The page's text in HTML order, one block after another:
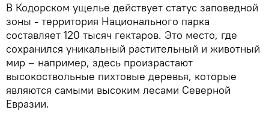
В Кодорском ущелье действует статус заповедной
зоны - территория Национального парка
составляет 120 тысяч гектаров. Это место, где
сохранился уникальный растительный и животный
мир – например, здесь произрастают
высокоствольные пихтовые деревья, которые
являются самыми высоким лесами Северной
Евразии.